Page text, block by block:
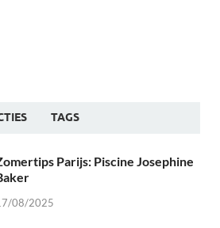
TAGS
Parijs: Piscine Josephine
08/2025